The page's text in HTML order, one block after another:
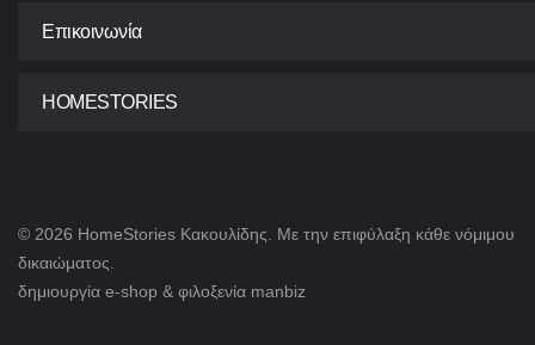
Επικοινωνία
HOMESTORIES
© 2026 HomeStories Κακουλίδης. Με την επιφύλαξη κάθε νόμιμου
δικαιώματος.
δημιουργία e-shop & φιλοξενία manbiz